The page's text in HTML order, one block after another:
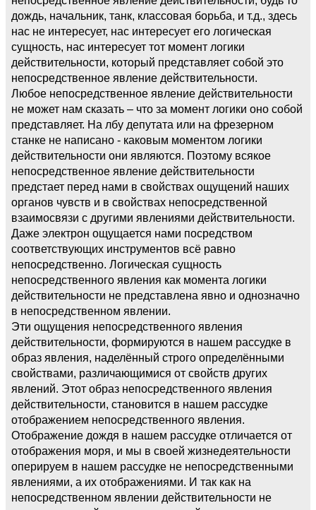
дождь, начальник, танк, классовая борьба, и т.д., здесь
нас не интересует, нас интересует его логическая
сущность, нас интересует тот момент логики
действительности, который представляет собой это
непосредственное явление действительности.
Любое непосредственное явление действительности
не может нам сказать – что за момент логики оно собой
представляет. На лбу депутата или на фрезерном
станке не написано - каковым моментом логики
действительности они являются. Поэтому всякое
непосредственное явление действительности
предстает перед нами в свойствах ощущений наших
органов чувств и в свойствах непосредственной
взаимосвязи с другими явлениями действительности.
Даже электрон ощущается нами посредством
соответствующих инструментов всё равно
непосредственно. Логическая сущность
непосредственного явления как момента логики
действительности не представлена явно и однозначно
в непосредственном явлении.
Эти ощущения непосредственного явления
действительности, формируются в нашем рассудке в
образ явления, наделённый строго определёнными
свойствами, различающимися от свойств других
явлений. Этот образ непосредственного явления
действительности, становится в нашем рассудке
отображением непосредственного явления.
Отображение дождя в нашем рассудке отличается от
отображения моря, и мы в своей жизнедеятельности
оперируем в нашем рассудке не непосредственными
явлениями, а их отображениями. И так как на
непосредственном явлении действительности не